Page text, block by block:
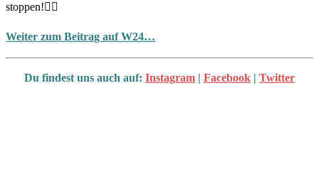
stoppen!✊🏼
Weiter zum Beitrag auf W24…
Du findest uns auch auf: Instagram | Facebook | Twitter